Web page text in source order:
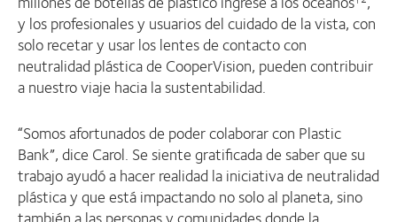
y los profesionales y usuarios del cuidado de la vista, con
solo recetar y usar los lentes de contacto con
neutralidad plástica de CooperVision, pueden contribuir
a nuestro viaje hacia la sustentabilidad.
“Somos afortunados de poder colaborar con Plastic
Bank”, dice Carol. Se siente gratificada de saber que su
trabajo ayudó a hacer realidad la iniciativa de neutralidad
plástica y que está impactando no solo al planeta, sino